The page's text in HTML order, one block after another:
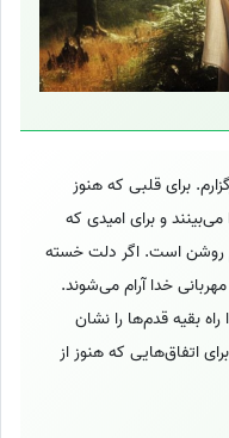
برای قلبی که هنوز
و برای امیدی که
روشن است. اگر دلت خسته
خدا آرام می‌شوند.
بقیه قدم‌ها را نشان
اتفاق‌هایی که هنوز از